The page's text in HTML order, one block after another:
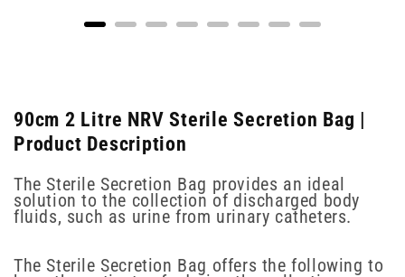
90cm 2 Litre NRV Sterile Secretion Bag |
Product Description
The Sterile Secretion Bag provides an ideal
solution to the collection of discharged body
fluids, such as urine from urinary catheters.
The Sterile Secretion Bag offers the following to